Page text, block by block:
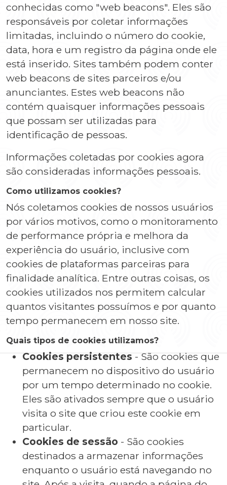
conhecidas como "web beacons". Eles são
responsáveis por coletar informações
limitadas, incluindo o número do cookie,
data, hora e um registro da página onde ele
está inserido. Sites também podem conter
web beacons de sites parceiros e/ou
anunciantes. Estes web beacons não
contém quaisquer informações pessoais
que possam ser utilizadas para
identificação de pessoas.
Informações coletadas por cookies agora
são consideradas informações pessoais.
Como utilizamos cookies?
Nós coletamos cookies de nossos usuários
por vários motivos, como o monitoramento
de performance própria e melhora da
experiência do usuário, inclusive com
cookies de plataformas parceiras para
finalidade analítica. Entre outras coisas, os
cookies utilizados nos permitem calcular
quantos visitantes possuímos e por quanto
tempo permanecem em nosso site.
Quais tipos de cookies utilizamos?
Cookies persistentes- São cookies que
permanecem no dispositivo do usuário
por um tempo determinado no cookie.
Eles são ativados sempre que o usuário
visita o site que criou este cookie em
particular.
Cookies de sessão - São cookies
destinados a armazenar informações
enquanto o usuário está navegando no